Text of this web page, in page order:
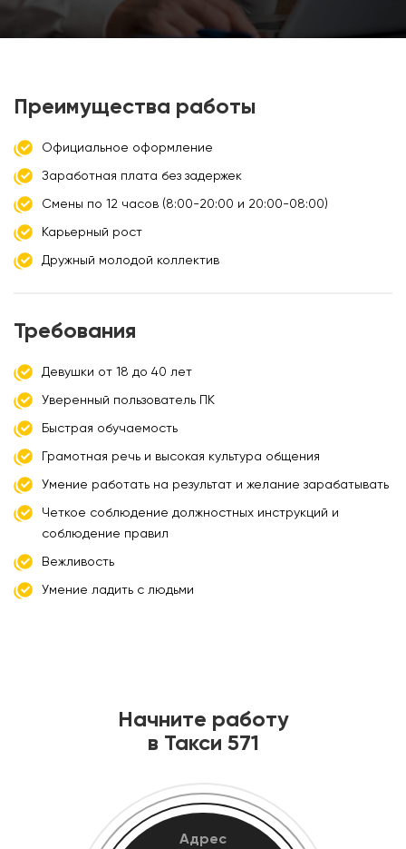
Преимущества работы
Официальное оформление
Заработная плата без задержек
Смены по 12 часов (8:00-20:00 и 20:00-08:00)
Карьерный рост
Дружный молодой коллектив
Требования
Девушки от 18 до 40 лет
Уверенный пользователь ПК
Быстрая обучаемость
Грамотная речь и высокая культура общения
Умение работать на результат и желание зарабатывать
Четкое соблюдение должностных инструкций и
соблюдение правил
Вежливость
Умение ладить с людьми
Начните работу
в Такси 571
Адрес